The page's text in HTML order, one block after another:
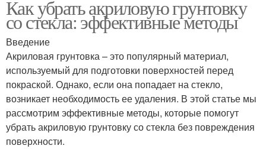
Как убрать акриловую грунтовку
со стекла: эффективные методы
Введение
Акриловая грунтовка – это популярный материал,
используемый для подготовки поверхностей перед
покраской. Однако, если она попадает на стекло,
возникает необходимость ее удаления. В этой статье мы
рассмотрим эффективные методы, которые помогут
убрать акриловую грунтовку со стекла без повреждения
поверхности.